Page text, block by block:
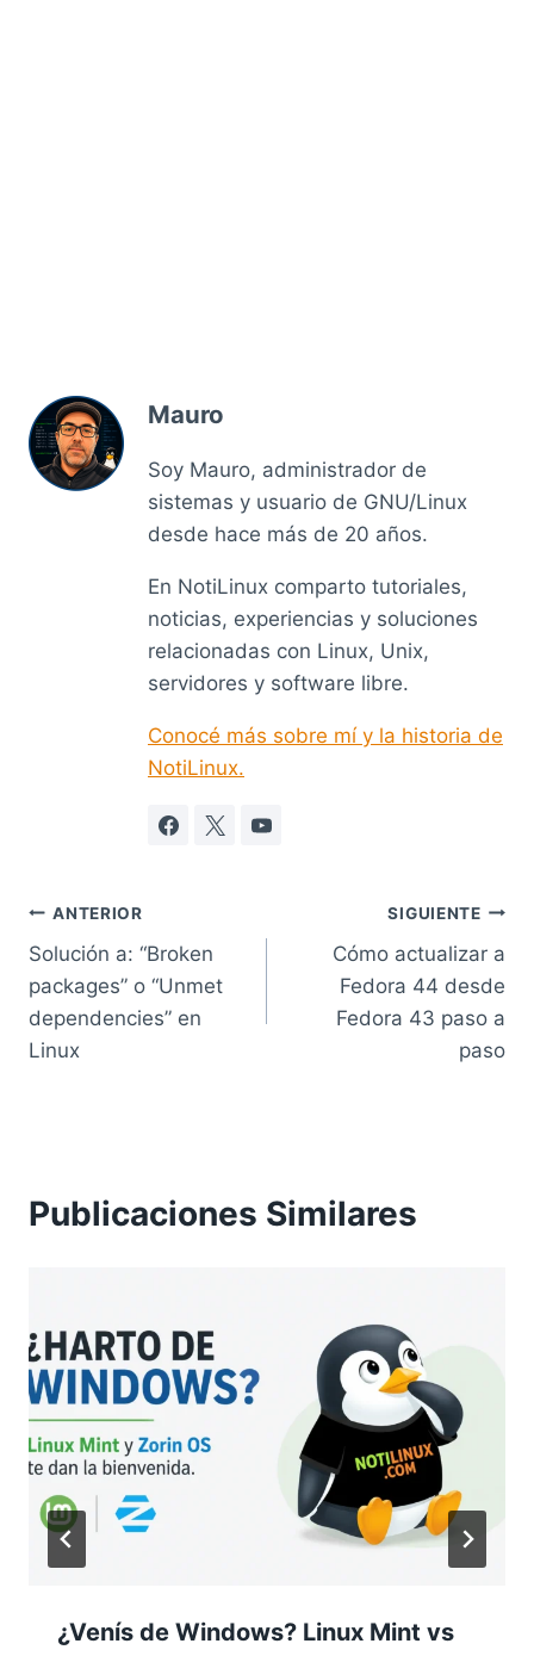
Mauro
Soy Mauro, administrador de
sistemas y usuario de GNU/Linux
desde hace más de 20 años.
En NotiLinux comparto tutoriales,
noticias, experiencias y soluciones
relacionadas con Linux, Unix,
servidores y software libre.
Conocé más sobre mí y la historia de
NotiLinux.
Navegación
de
entradas
ANTERIOR
Solución a: “Broken
packages” o “Unmet
dependencies” en
Linux
SIGUIENTE
Cómo actualizar a
Fedora 44 desde
Fedora 43 paso a
paso
Publicaciones Similares
¿Venís de Windows? Linux Mint vs